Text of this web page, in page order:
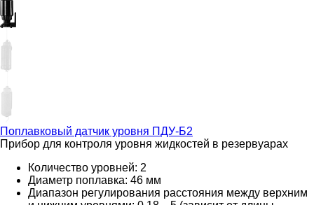
Поплавковый датчик уровня ПДУ-Б2
Прибор для контроля уровня жидкостей в резервуарах
Количество уровней: 2
Диаметр поплавка: 46 мм
Диапазон регулирования расстояния между верхним